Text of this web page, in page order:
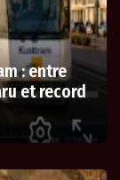
: entre
et record